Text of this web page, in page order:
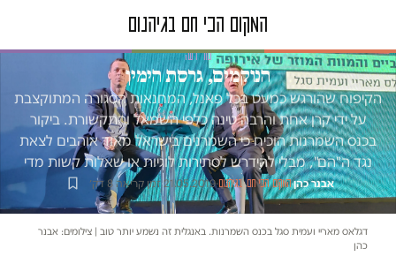
טור דעה
הנוקמים, גרסת הימין
הקיפוח שהורגש כמעט בכל פאנל, המחנאות הסגורה המתוקצבת
על ידי קרן אחת והרבה טינה כלפי השמאל והתקשורת. ביקור
בכנס השמרנות הוכיח כי השמרנים בישראל מאוד אוהבים לצאת
נגד ה"הם", מבלי להידרש לסתירות לוגיות או שאלות קשות מדי
אבנר כהן·המקום הכי חם בגיהנום·
21.05.2019
·זמן קריאה 8 דק׳
דגלאס מאריי ועמית סגל בכנס השמרנות. באנגלית זה נשמע יותר טוב | צילומים: אבנר
כהן